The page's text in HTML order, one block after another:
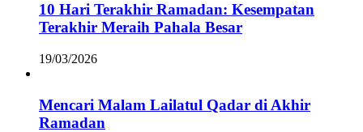
10 Hari Terakhir Ramadan: Kesempatan
Terakhir Meraih Pahala Besar
19/03/2026
Mencari Malam Lailatul Qadar di Akhir
Ramadan